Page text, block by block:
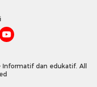
Informatif dan edukatif. All